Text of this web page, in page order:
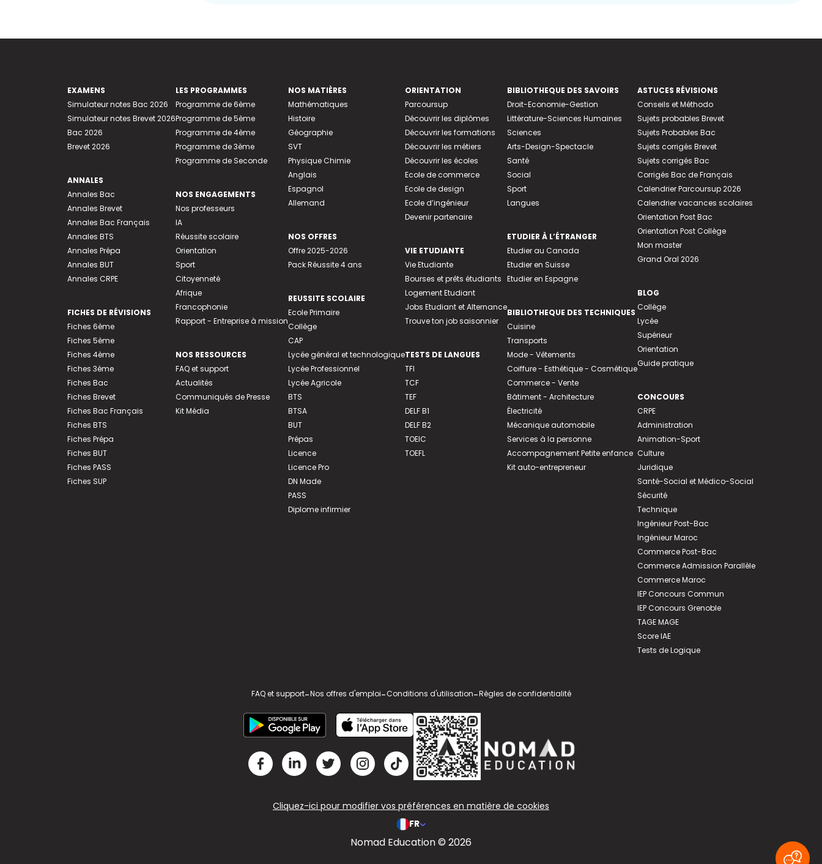
EXAMENS
Simulateur notes Bac 2026
Simulateur notes Brevet 2026
Bac 2026
Brevet 2026
ANNALES
Annales Bac
Annales Brevet
Annales Bac Français
Annales BTS
Annales Prépa
Annales BUT
Annales CRPE
FICHES DE RÉVISIONS
Fiches 6ème
Fiches 5ème
Fiches 4ème
Fiches 3ème
Fiches Bac
Fiches Brevet
Fiches Bac Français
Fiches BTS
Fiches Prépa
Fiches BUT
Fiches PASS
Fiches SUP
LES PROGRAMMES
Programme de 6ème
Programme de 5ème
Programme de 4ème
Programme de 3ème
Programme de Seconde
NOS ENGAGEMENTS
Nos professeurs
IA
Réussite scolaire
Orientation
Sport
Citoyenneté
Afrique
Francophonie
Rapport - Entreprise à mission
NOS RESSOURCES
FAQ et support
Actualités
Communiqués de Presse
Kit Média
NOS MATIÈRES
Mathématiques
Histoire
Géographie
SVT
Physique Chimie
Anglais
Espagnol
Allemand
NOS OFFRES
Offre 2025-2026
Pack Réussite 4 ans
REUSSITE SCOLAIRE
Ecole Primaire
Collège
CAP
Lycée général et technologique
Lycée Professionnel
Lycée Agricole
BTS
BTSA
BUT
Prépas
Licence
Licence Pro
DN Made
PASS
Diplome infirmier
ORIENTATION
Parcoursup
Découvrir les diplômes
Découvrir les formations
Découvrir les métiers
Découvrir les écoles
Ecole de commerce
Ecole de design
Ecole d’ingénieur
Devenir partenaire
VIE ETUDIANTE
Vie Etudiante
Bourses et prêts étudiants
Logement Etudiant
Jobs Etudiant et Alternance
Trouve ton job saisonnier
TESTS DE LANGUES
TFI
TCF
TEF
DELF B1
DELF B2
TOEIC
TOEFL
BIBLIOTHEQUE DES SAVOIRS
Droit-Economie-Gestion
Littérature-Sciences Humaines
Sciences
Arts-Design-Spectacle
Santé
Social
Sport
Langues
ETUDIER À L’ÉTRANGER
Etudier au Canada
Etudier en Suisse
Etudier en Espagne
BIBLIOTHEQUE DES TECHNIQUES
Cuisine
Transports
Mode - Vêtements
Coiffure - Esthétique - Cosmétique
Commerce - Vente
Bâtiment - Architecture
Électricité
Mécanique automobile
Services à la personne
Accompagnement Petite enfance
Kit auto-entrepreneur
ASTUCES RÉVISIONS
Conseils et Méthodo
Sujets probables Brevet
Sujets Probables Bac
Sujets corrigés Brevet
Sujets corrigés Bac
Corrigés Bac de Français
Calendrier Parcoursup 2026
Calendrier vacances scolaires
Orientation Post Bac
Orientation Post Collège
Mon master
Grand Oral 2026
BLOG
Collège
Lycée
Supérieur
Orientation
Guide pratique
CONCOURS
CRPE
Administration
Animation-Sport
Culture
Juridique
Santé-Social et Médico-Social
Sécurité
Technique
Ingénieur Post-Bac
Ingénieur Maroc
Commerce Post-Bac
Commerce Admission Parallèle
Commerce Maroc
IEP Concours Commun
IEP Concours Grenoble
TAGE MAGE
Score IAE
Tests de Logique
FAQ et support-Nos offres d'emploi-Conditions d'utilisation-Règles de confidentialité
Cliquez-ici pour modifier vos préférences en matière de cookies
FR
Nomad Education © 2026